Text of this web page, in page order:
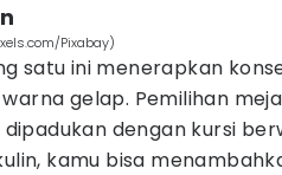
Pixabay)
satu ini menerapkan
gelap. Pemilihan
dengan kursi
kamu bisa